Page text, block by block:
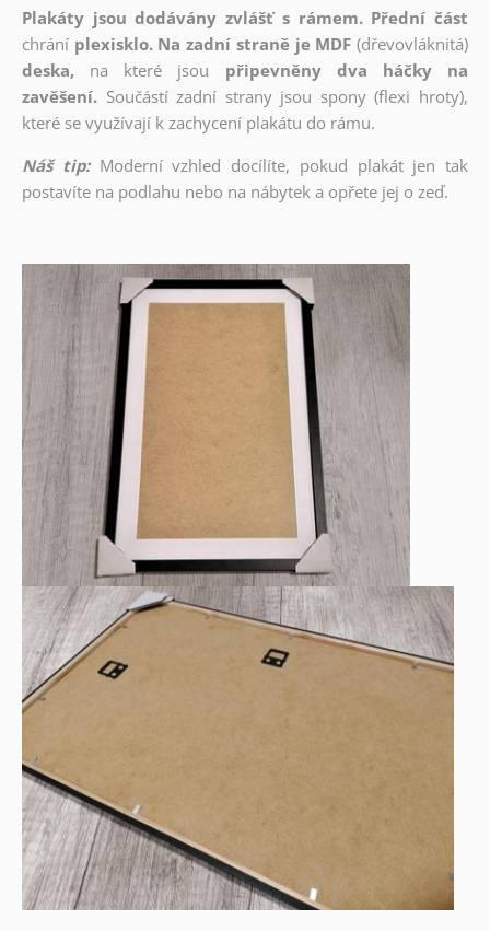
Plakáty jsou dodávány zvlášť s rámem. Přední část
chrání plexisklo. Na zadní straně je MDF (dřevovláknitá)
deska,
na které jsou
připevněny dva háčky na
zavěšení. Součástí zadní strany jsou spony (flexi hroty),
které se využívají k zachycení plakátu do rámu.
Náš tip: Moderní vzhled docílíte, pokud plakát jen tak
postavíte na podlahu nebo na nábytek a opřete jej o zeď.